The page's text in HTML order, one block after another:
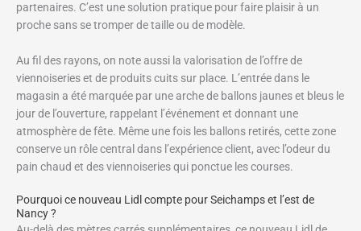
partenaires. C’est une solution pratique pour faire plaisir à un
proche sans se tromper de taille ou de modèle.
Au fil des rayons, on note aussi la valorisation de l’offre de
viennoiseries et de produits cuits sur place. L’entrée dans le
magasin a été marquée par une arche de ballons jaunes et bleus le
jour de l’ouverture, rappelant l’événement et donnant une
atmosphère de fête. Même une fois les ballons retirés, cette zone
conserve un rôle central dans l’expérience client, avec l’odeur du
pain chaud et des viennoiseries qui ponctue les courses.
Pourquoi ce nouveau Lidl compte pour Seichamps et l’est de
Nancy ?